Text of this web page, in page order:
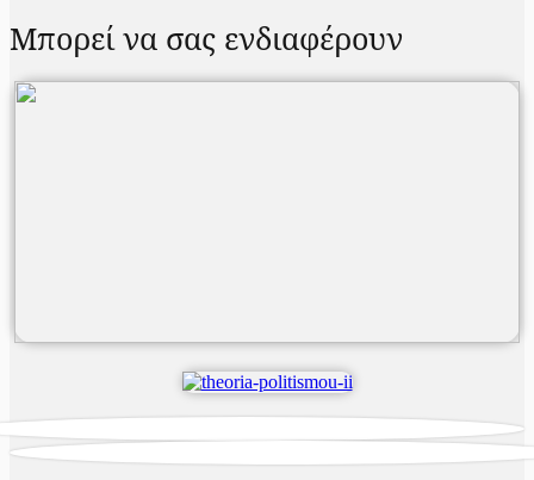
Μπορεί να σας ενδιαφέρουν